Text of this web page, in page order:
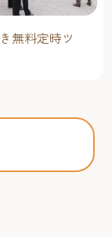
無料定時ツ